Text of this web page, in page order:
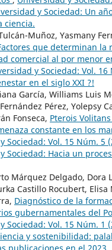
y Sociedad: Un
ciencia.
Muñoz, Yasmany
que determinan la
comercial al por menor
y Sociedad: Vol. 16
en el siglo XXI ?!
García, Williams Luis
Pérez, Yolepsy
Fonseca, Pterois
constante en los
Sociedad: Vol. 15 Núm. 5
Sociedad: Hacia un
Márquez Delgado, Dora
Castillo Rocubert, Elisa
Diagnóstico de la
gubernamentales del
Sociedad: Vol. 15 Núm. 1
y sostenibilidad: